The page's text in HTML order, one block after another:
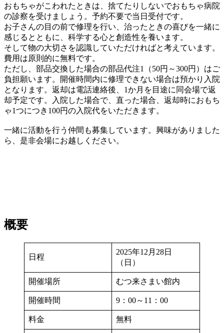
おもちゃがこわれたときは、捨てたりしないでおもちゃ病院
の診察を受けましょう。予約不要で当日受付です。
お子さんの目の前で修理を行い、治ったときの喜びを一緒に
感じるとともに、科学する心と創造性を養います。
そして物の大切さを認識していただければと考えています。
費用は原則的に無料です。
ただし、部品交換した場合の部品代注1（50円～300円）はご
負担願います。開催時間内に修理できない場合は預かり入院
となります。返却は電話連絡後、1か月を目途に同会場で返
却予定です。入院した場合で、直った場合、返却時におもち
ゃ1つにつき100円の入院代をいただきます。
一緒に活動を行う仲間も募集しています。興味がありました
ら、是非会場にお越しください。
概要
日程
2025年12月28日
（日）
開催場所 むつ来さまい館内
開催時間 9：00～11：00
料金 無料